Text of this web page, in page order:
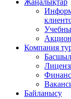
Жаңалықтар
Компания
Байланысу